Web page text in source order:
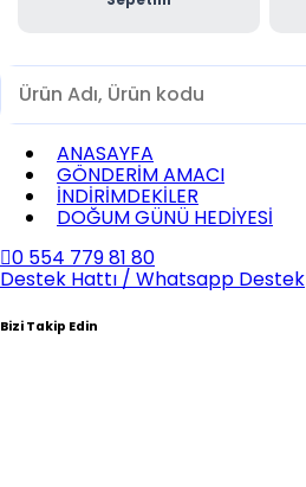
ANASAYFA
GÖNDERİM AMACI
İNDİRİMDEKİLER
DOĞUM GÜNÜ HEDİYESİ
0 554 779 81 80
Destek Hattı / Whatsapp Destek
Bizi Takip Edin